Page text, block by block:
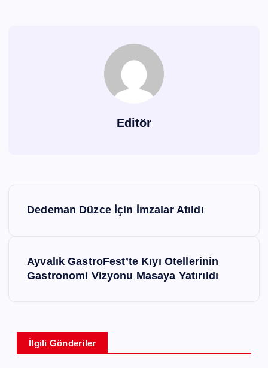
Editör
z
Dedeman Düzce İçin İmzalar Atıldı
Ayvalık GastroFest’te Kıyı Otellerinin
Gastronomi Vizyonu Masaya Yatırıldı
İlgili Gönderiler